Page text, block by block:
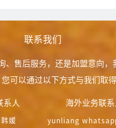
联系我们
、售后服务，还是加盟意向，
可以通过以下方式与我们取得
系人
媛
海外业务联系
yunliang